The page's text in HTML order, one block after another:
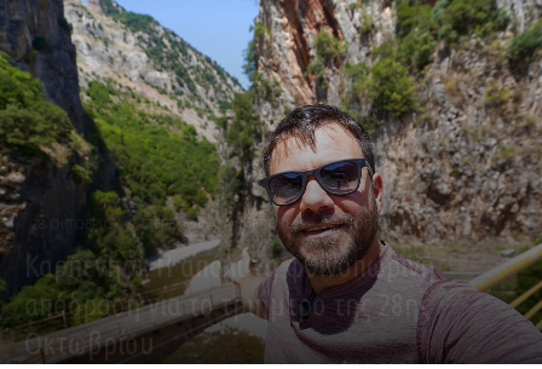
28 ΟΚΤΩΒΡΙΟΥ ΣΤΕΡΕΑ ΕΛΛΑΔΑ ΕΠΟΧΕΣ ΦΘΙΝΟΠΩΡΟ
Καρπενήσι: Η απόλυτη φθινοπωρινή
απόδραση για το τριήμερο της 28ης
Οκτωβρίου